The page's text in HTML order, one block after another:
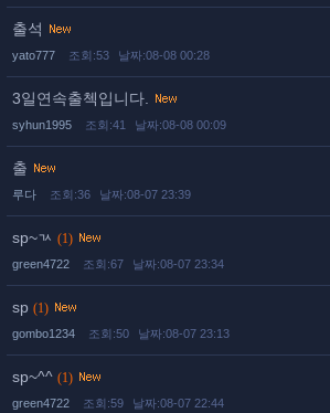
출석
yato777 조회:53 날짜:08-08 00:28
3일연속출첵입니다.
syhun1995 조회:41 날짜:08-08 00:09
출
루다 조회:36 날짜:08-07 23:39
sp~ㄳ (1)
green4722 조회:67 날짜:08-07 23:34
sp (1)
gombo1234 조회:50 날짜:08-07 23:13
sp~^^ (1)
green4722 조회:59 날짜:08-07 22:44